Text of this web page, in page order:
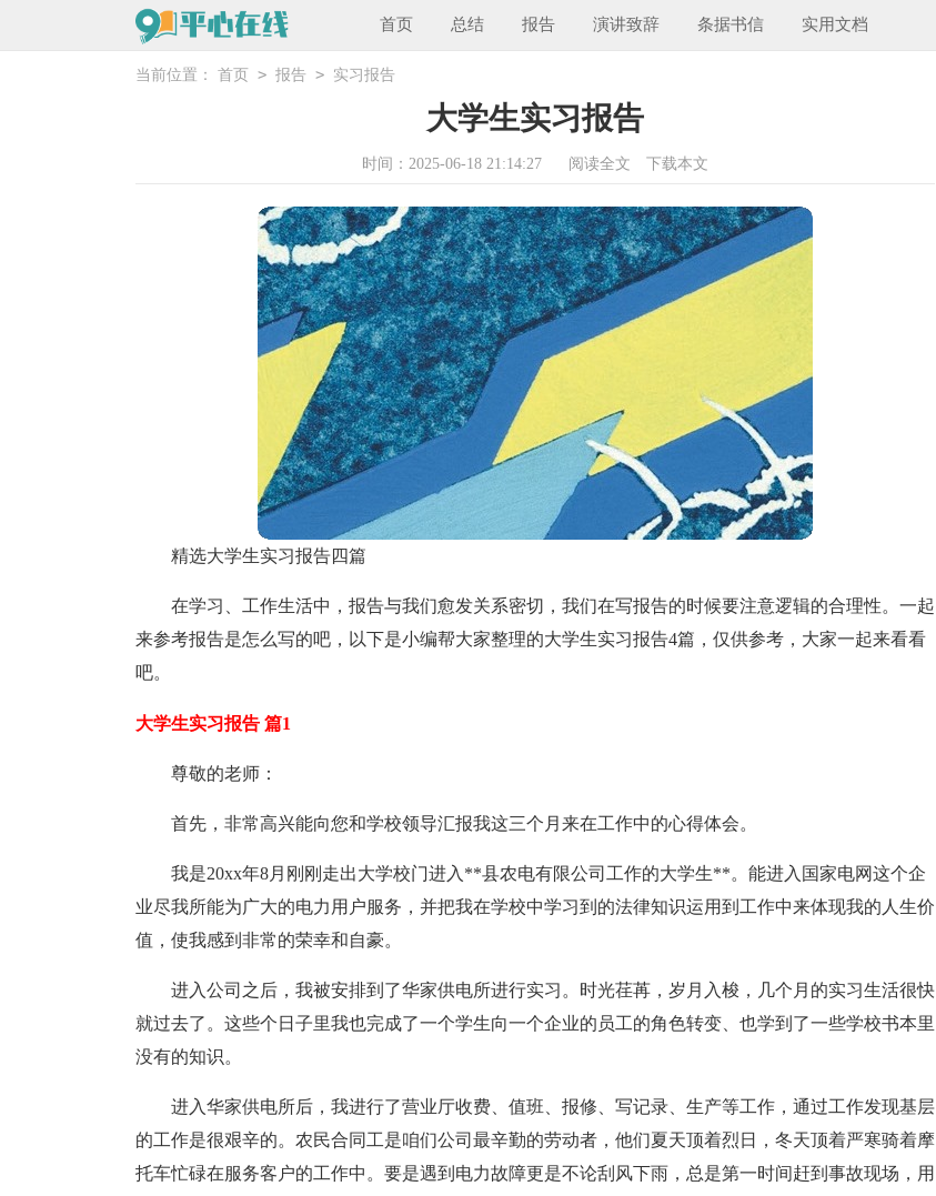
首页 总结 报告 演讲致辞 条据书信 实用文档
当前位置： 首页 > 报告 > 实习报告
大学生实习报告
时间：2025-06-18 21:14:27 阅读全文 下载本文
精选大学生实习报告四篇
在学习、工作生活中，报告与我们愈发关系密切，我们在写报告的时候要注意逻辑的合理性。一起
来参考报告是怎么写的吧，以下是小编帮大家整理的大学生实习报告4篇，仅供参考，大家一起来看看
吧。
大学生实习报告 篇1
尊敬的老师：
首先，非常高兴能向您和学校领导汇报我这三个月来在工作中的心得体会。
我是20xx年8月刚刚走出大学校门进入**县农电有限公司工作的大学生**。能进入国家电网这个企
业尽我所能为广大的电力用户服务，并把我在学校中学习到的法律知识运用到工作中来体现我的人生价
值，使我感到非常的荣幸和自豪。
进入公司之后，我被安排到了华家供电所进行实习。时光荏苒，岁月入梭，几个月的实习生活很快
就过去了。这些个日子里我也完成了一个学生向一个企业的员工的角色转变、也学到了一些学校书本里
没有的知识。
进入华家供电所后，我进行了营业厅收费、值班、报修、写记录、生产等工作，通过工作发现基层
的工作是很艰辛的。农民合同工是咱们公司最辛勤的劳动者，他们夏天顶着烈日，冬天顶着严寒骑着摩
托车忙碌在服务客户的工作中。要是遇到电力故障更是不论刮风下雨，总是第一时间赶到事故现场，用